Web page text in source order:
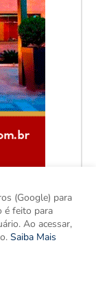
(Google) para
é feito para
Ao acessar,
Saiba Mais